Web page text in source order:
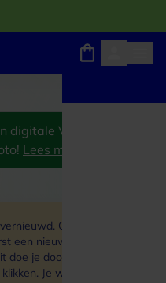
digitale VVV
Lees meer
Om in te
een nieuw
je door op de link
Je winkelmand